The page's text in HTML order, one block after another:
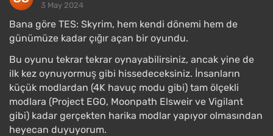
3 May 2024
Bana göre TES: Skyrim, hem kendi dönemi hem de
günümüze kadar çığır açan bir oyundu.
Bu oyunu tekrar tekrar oynayabilirsiniz, ancak yine de
ilk kez oynuyormuş gibi hissedeceksiniz. İnsanların
küçük modlardan (4K havuç modu gibi) tam ölçekli
modlara (Project EGO, Moonpath Elsweir ve Vigilant
gibi) kadar gerçekten harika modlar yapıyor olmasından
heyecan duyuyorum.